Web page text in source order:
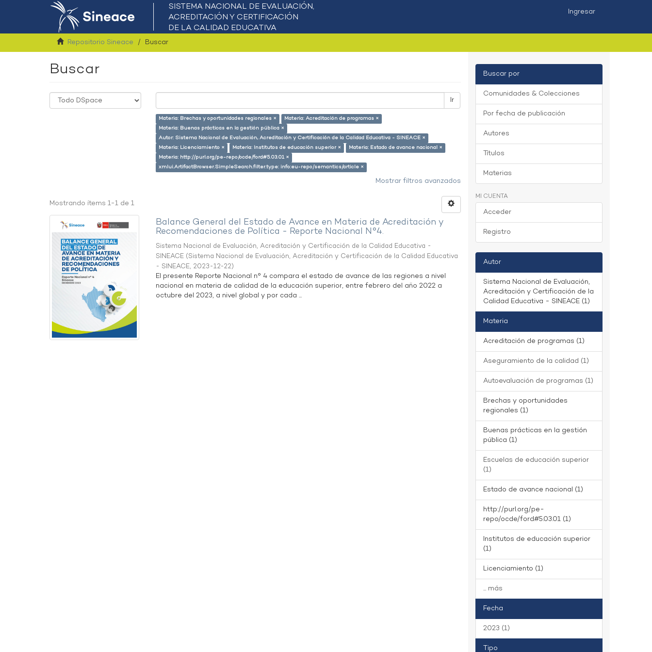
Ingresar
Repositorio Sineace Buscar
Buscar
Ir
Materia: Brechas y oportunidades regionales ×
Materia: Acreditación de programas ×
Materia: Buenas prácticas en la gestión pública ×
Autor: Sistema Nacional de Evaluación, Acreditación y Certificación de la Calidad Educativa - SINEACE ×
Materia: Licenciamiento ×
Materia: Institutos de educación superior ×
Materia: Estado de avance nacional ×
Materia: http://purl.org/pe-repo/ocde/ford#5.03.01 ×
xmlui.ArtifactBrowser.SimpleSearch.filter.type: info:eu-repo/semantics/article ×
Mostrar filtros avanzados
Mostrando ítems 1-1 de 1
Balance General del Estado de Avance en Materia de Acreditación y
Recomendaciones de Política - Reporte Nacional N°4.
Sistema Nacional de Evaluación, Acreditación y Certificación de la Calidad Educativa -
SINEACE (Sistema Nacional de Evaluación, Acreditación y Certificación de la Calidad Educativa
- SINEACE, 2023-12-22)
El presente Reporte Nacional n° 4 compara el estado de avance de las regiones a nivel
nacional en materia de calidad de la educación superior, entre febrero del año 2022 a
octubre del 2023, a nivel global y por cada ...
Buscar por
Comunidades & Colecciones
Por fecha de publicación
Autores
Títulos
Materias
MI CUENTA
Acceder
Registro
Autor
Sistema Nacional de Evaluación,
Acreditación y Certificación de la
Calidad Educativa - SINEACE (1)
Materia
Acreditación de programas (1)
Aseguramiento de la calidad (1)
Autoevaluación de programas (1)
Brechas y oportunidades
regionales (1)
Buenas prácticas en la gestión
pública (1)
Escuelas de educación superior
(1)
Estado de avance nacional (1)
http://purl.org/pe-
repo/ocde/ford#5.03.01 (1)
Institutos de educación superior
(1)
Licenciamiento (1)
... más
Fecha
2023 (1)
Tipo